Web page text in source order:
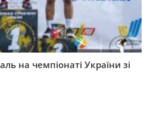
на чемпіонаті України зі